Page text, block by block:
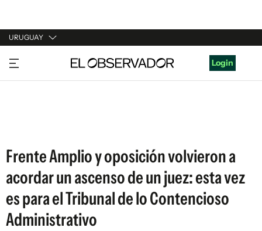
URUGUAY
URUGUAY
ARGENTINA
Login
Frente Amplio y oposición volvieron a
acordar un ascenso de un juez: esta vez
es para el Tribunal de lo Contencioso
Administrativo